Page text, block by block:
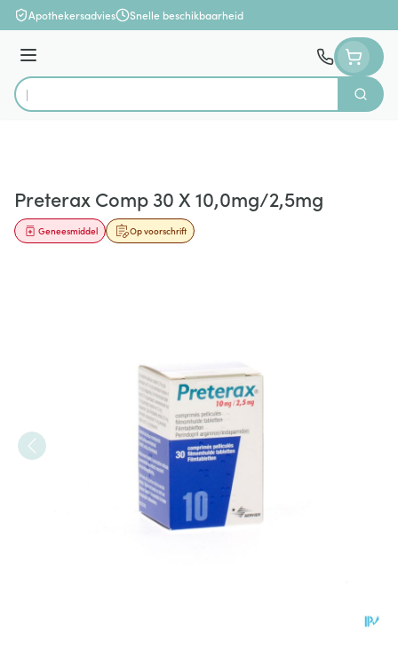
Ga naar de inhoud
Apothekersadvies Snelle beschikbaarheid
Menu
Product, merk, categorie...
Zoek
Preterax Comp 30 X 10,0mg/2,5mg
Op voorschrift
Geneesmiddel